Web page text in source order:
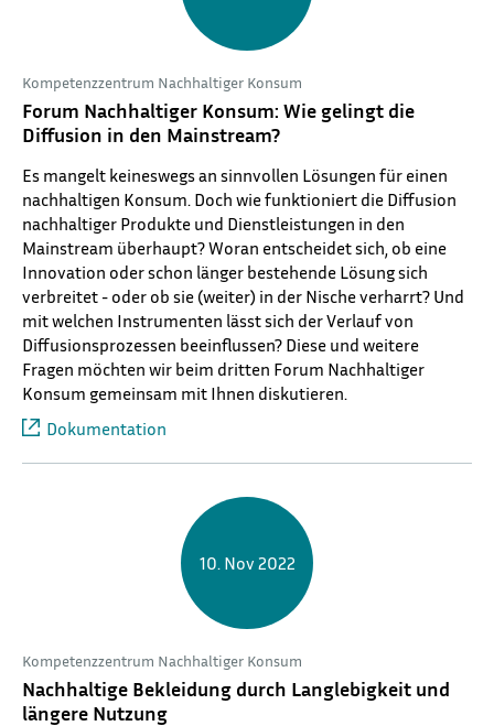
Kompetenzzentrum Nachhaltiger Konsum
Forum Nachhaltiger Konsum: Wie gelingt die
Diffusion in den Mainstream?
Es mangelt keineswegs an sinnvollen Lösungen für einen
nachhaltigen Konsum. Doch wie funktioniert die Diffusion
nachhaltiger Produkte und Dienstleistungen in den
Mainstream überhaupt? Woran entscheidet sich, ob eine
Innovation oder schon länger bestehende Lösung sich
verbreitet - oder ob sie (weiter) in der Nische verharrt? Und
mit welchen Instrumenten lässt sich der Verlauf von
Diffusionsprozessen beeinflussen? Diese und weitere
Fragen möchten wir beim dritten Forum Nachhaltiger
Konsum gemeinsam mit Ihnen diskutieren.
Dokumentation
10. Nov 2022
Kompetenzzentrum Nachhaltiger Konsum
Nachhaltige Bekleidung durch Langlebigkeit und
längere Nutzung